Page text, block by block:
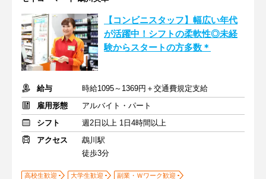
【コンビニスタッフ】幅広い年代
が活躍中！シフトの柔軟性◎未経
験からスタートの方多数＊
給与
時給1095～1369円＋交通費規定支給
雇用形態
アルバイト・パート
シフト
週2日以上 1日4時間以上
アクセス
鵡川駅
徒歩3分
高校生歓迎 大学生歓迎
副業・Ｗワーク歓迎